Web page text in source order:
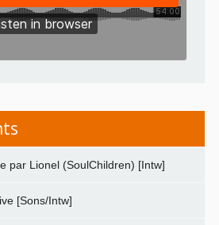
par Lionel (SoulChildren) [Intw]
[Sons/Intw]